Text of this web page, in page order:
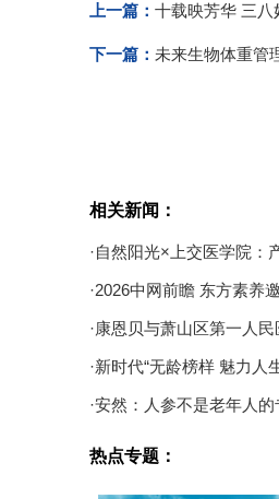
上一篇： 十载映芳华 三八
下一篇： 未来生物体重管
相关新闻：
·自然阳光×上交医学院：
·2026中网前瞻 东方素养
·康恩贝与萧山区第一人
·新时代“无龄榜样 魅力人
·安然：人参不是老年人
热点专题：